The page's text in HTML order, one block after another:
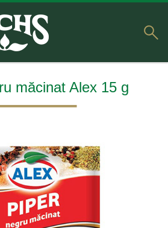
măcinat Alex 15 g